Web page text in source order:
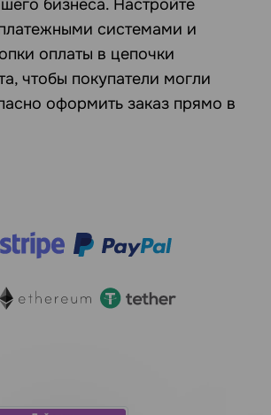
бизнеса. Настройте
системами и
оплаты в цепочки
чтобы покупатели могли
оформить заказ прямо в